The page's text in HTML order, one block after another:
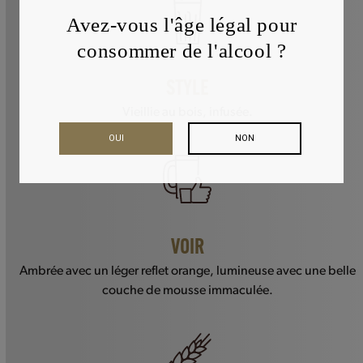
VOIR
Ambrée avec un léger reflet orange, lumineuse avec une belle
couche de mousse immaculée.
Avez-vous l'âge légal pour
consommer de l'alcool ?
NON
OUI